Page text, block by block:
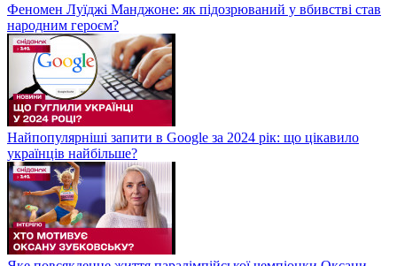
Феномен Луїджі Манджоне: як підозрюваний у вбивстві став
народним героєм?
Найпопулярніші запити в Google за 2024 рік: що цікавило
українців найбільше?